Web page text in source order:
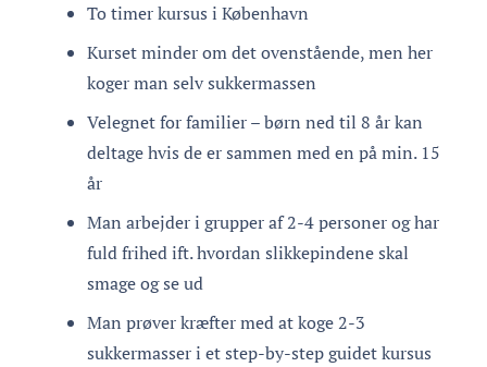
To timer kursus i København
Kurset minder om det ovenstående, men her
koger man selv sukkermassen
Velegnet for familier – børn ned til 8 år kan
deltage hvis de er sammen med en på min. 15
år
Man arbejder i grupper af 2-4 personer og har
fuld frihed ift. hvordan slikkepindene skal
smage og se ud
Man prøver kræfter med at koge 2-3
sukkermasser i et step-by-step guidet kursus